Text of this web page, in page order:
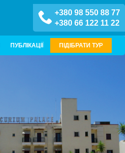
+380 98 550 88 77
+380 66 122 11 22
ПУБЛІКАЦІЇ ПІДІБРАТИ ТУР